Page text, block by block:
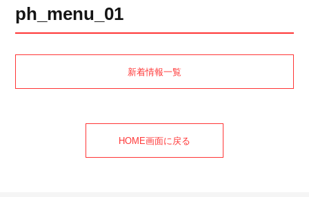
ph_menu_01
新着情報一覧
HOME画面に戻る